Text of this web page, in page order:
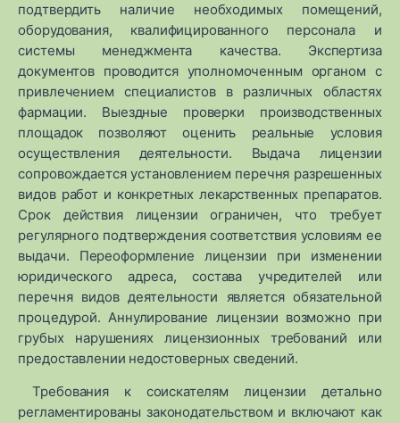
подтвердить наличие необходимых помещений,
оборудования, квалифицированного персонала и
системы менеджмента качества. Экспертиза
документов проводится уполномоченным органом с
привлечением специалистов в различных областях
фармации. Выездные проверки производственных
площадок позволяют оценить реальные условия
осуществления деятельности. Выдача лицензии
сопровождается установлением перечня разрешенных
видов работ и конкретных лекарственных препаратов.
Срок действия лицензии ограничен, что требует
регулярного подтверждения соответствия условиям ее
выдачи. Переоформление лицензии при изменении
юридического адреса, состава учредителей или
перечня видов деятельности является обязательной
процедурой. Аннулирование лицензии возможно при
грубых нарушениях лицензионных требований или
предоставлении недостоверных сведений.
Требования к соискателям лицензии детально
регламентированы законодательством и включают как